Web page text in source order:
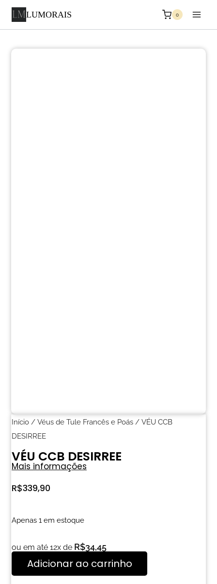
LUMORAIS 0
Início / Véus de Tule Francês e Poás / VÉU CCB
DESIRREE
VÉU CCB DESIRREE
Mais informações
R$339,90
Apenas 1 em estoque
ou em até 12x de R$34,45
Adicionar ao carrinho